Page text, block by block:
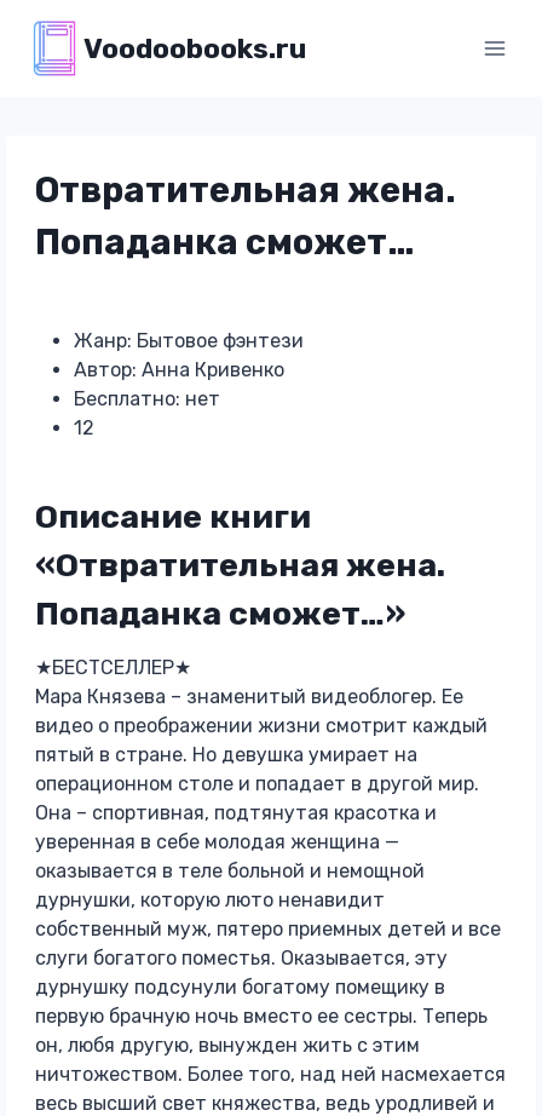
содержимому
Voodoobooks.ru
Отвратительная жена.
Попаданка сможет…
Жанр: Бытовое фэнтези
Автор: Анна Кривенко
Бесплатно: нет
12
Описание книги
«Отвратительная жена.
Попаданка сможет…»
★БЕСТСЕЛЛЕР★
Мара Князева – знаменитый видеоблогер. Ее
видео о преображении жизни смотрит каждый
пятый в стране. Но девушка умирает на
операционном столе и попадает в другой мир.
Она – спортивная, подтянутая красотка и
уверенная в себе молодая женщина —
оказывается в теле больной и немощной
дурнушки, которую люто ненавидит
собственный муж, пятеро приемных детей и все
слуги богатого поместья. Оказывается, эту
дурнушку подсунули богатому помещику в
первую брачную ночь вместо ее сестры. Теперь
он, любя другую, вынужден жить с этим
ничтожеством. Более того, над ней насмехается
весь высший свет княжества, ведь уродливей и